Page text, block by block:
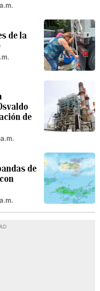
de la
de
de